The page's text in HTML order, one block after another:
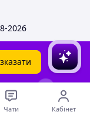
2026
Чати Кабінет